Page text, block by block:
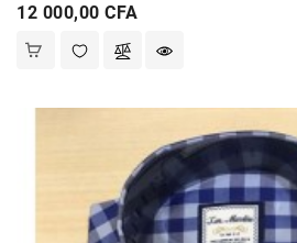
Prix
12 000,00 CFA